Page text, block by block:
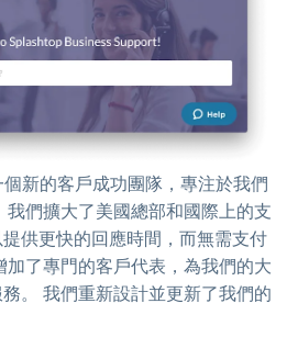
新的客戶成功團隊，專注於我們
們擴大了美國總部和國際上的支
供更快的回應時間，而無需支付
了專門的客戶代表，為我們的大
。 我們重新設計並更新了我們的